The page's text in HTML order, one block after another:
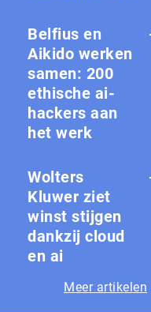
Belfius en
Aikido werken
samen: 200
ethische ai-
hackers aan
het werk
Wolters
Kluwer ziet
winst stijgen
dankzij cloud
en ai
Meer artikelen